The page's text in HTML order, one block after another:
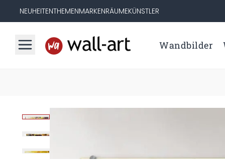
NEUHEITENTHEMENMARKENRÄUMEKÜNSTLER
Wandbilder